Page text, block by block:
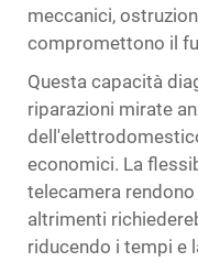
meccanici,
compromettono il
Questa capacità
riparazioni mirate
economici. La
telecamera
altrimenti
riducendo i tempi e